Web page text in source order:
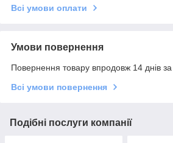
Всі умови оплати
Умови повернення
Повернення товару впродовж 14 днів
Всі умови повернення
Подібні послуги компанії